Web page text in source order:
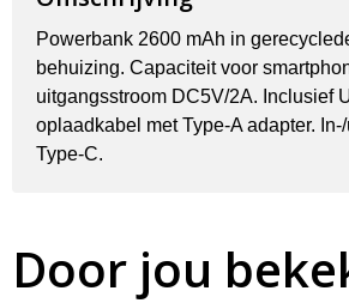
Powerbank 2600 mAh in
behuizing. Capaciteit voor
uitgangsstroom DC5V/2A. Inclusief
oplaadkabel met Type-A adapter.
Type-C.
Door jou